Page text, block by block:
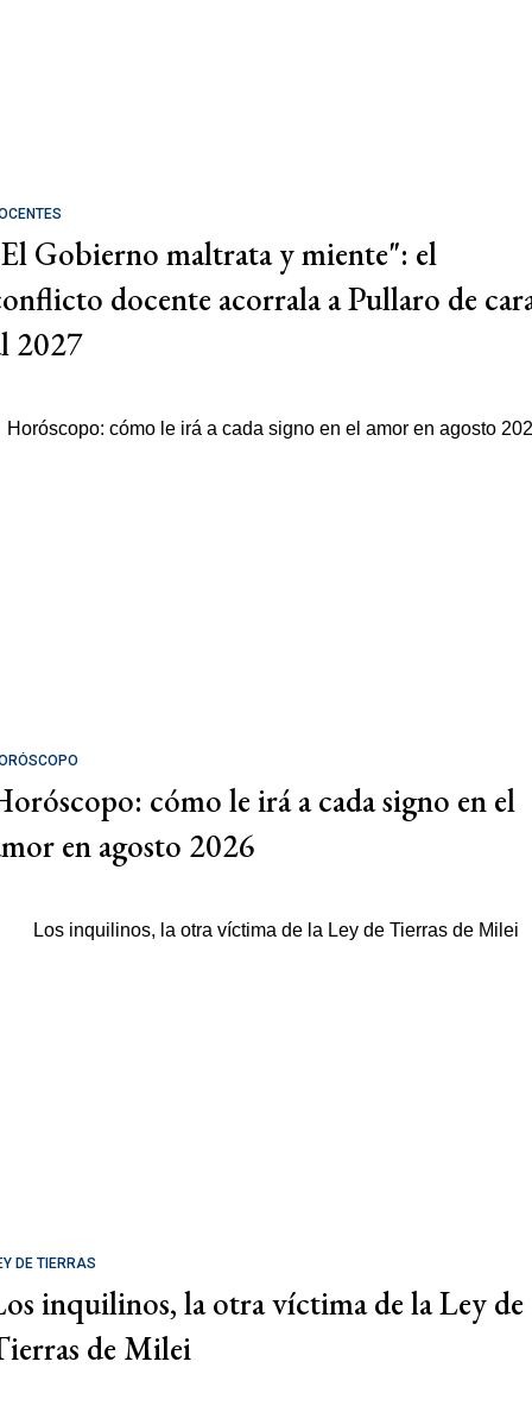
Gobierno maltrata y miente": el
docente acorrala a Pullaro de
2027
cómo le irá a cada signo en el
en agosto 2026
DE TIERRAS
inquilinos, la otra víctima de la Ley de
de Milei